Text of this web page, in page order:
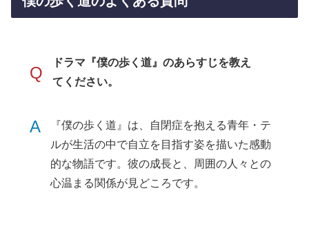
Q
ドラマ『僕の歩く道』のあらすじを教え
てください。
A
『僕の歩く道』は、自閉症を抱える青年・テ
ルが生活の中で自立を目指す姿を描いた感動
的な物語です。彼の成長と、周囲の人々との
心温まる関係が見どころです。